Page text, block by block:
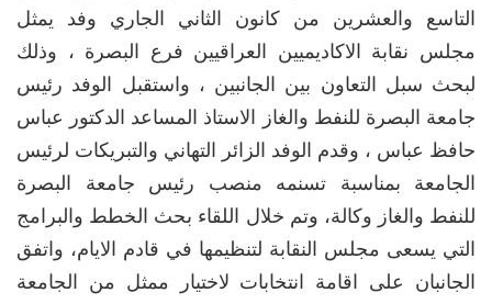
التاسع والعشرين من كانون الثاني الجاري وفد يمثل
مجلس نقابة الاكاديميين العراقيين فرع البصرة ، وذلك
لبحث سبل التعاون بين الجانبين ، واستقبل الوفد رئيس
جامعة البصرة للنفط والغاز الاستاذ المساعد الدكتور عباس
حافظ عباس ، وقدم الوفد الزائر التهاني والتبريكات لرئيس
الجامعة بمناسبة تسنمه منصب رئيس جامعة البصرة
للنفط والغاز وكالة، وتم خلال اللقاء بحث الخطط والبرامج
التي يسعى مجلس النقابة لتنظيمها في قادم الايام، واتفق
الجانبان على اقامة انتخابات لاختيار ممثل من الجامعة